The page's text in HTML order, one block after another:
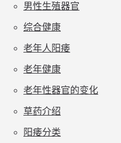
男性生殖器官
综合健康
老年人阳痿
老年健康
老年性器官的变化
草药介绍
阳痿分类